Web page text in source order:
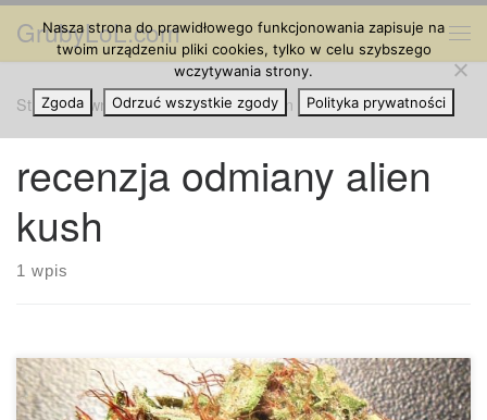
Przejdź do treści
GrubyLoL.com
Strona główna » recenzja odmiany alien kush
recenzja odmiany alien
kush
1 wpis
Nasza strona do prawidłowego funkcjonowania zapisuje na
twoim urządzeniu pliki cookies, tylko w celu szybszego
wczytywania strony.
Zgoda
Odrzuć wszystkie zgody Polityka prywatności